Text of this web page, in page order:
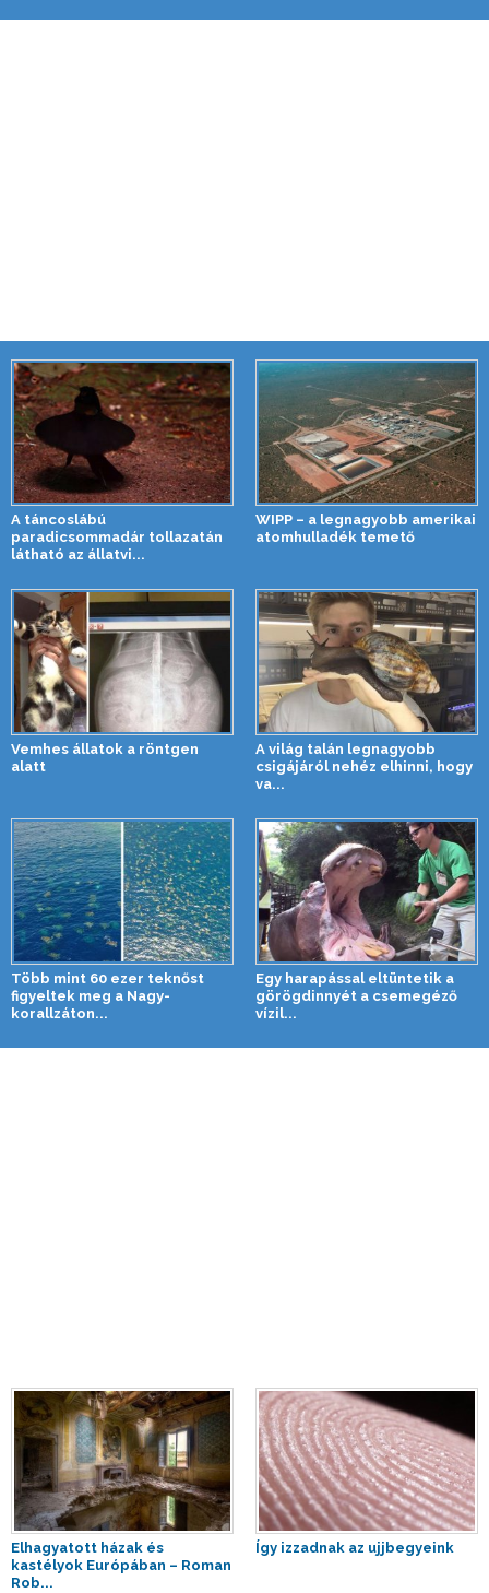
A táncoslábú
paradicsommadár tollazatán
látható az állatvi...
WIPP – a legnagyobb amerikai
atomhulladék temető
Vemhes állatok a röntgen
alatt
A világ talán legnagyobb
csigájáról nehéz elhinni, hogy
va...
Több mint 60 ezer teknőst
figyeltek meg a Nagy-
korallzáton...
Egy harapással eltüntetik a
görögdinnyét a csemegéző
vízil...
Elhagyatott házak és
kastélyok Európában – Roman
Rob...
Így izzadnak az ujjbegyeink